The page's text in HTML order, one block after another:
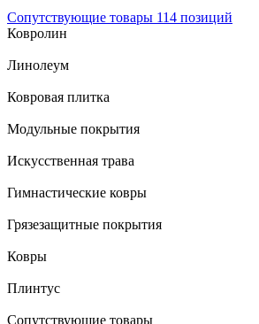
Сопутствующие товары 114 позиций
Ковролин
Линолеум
Ковровая плитка
Модульные покрытия
Искусственная трава
Гимнастические ковры
Грязезащитные покрытия
Ковры
Плинтус
Сопутствующие товары